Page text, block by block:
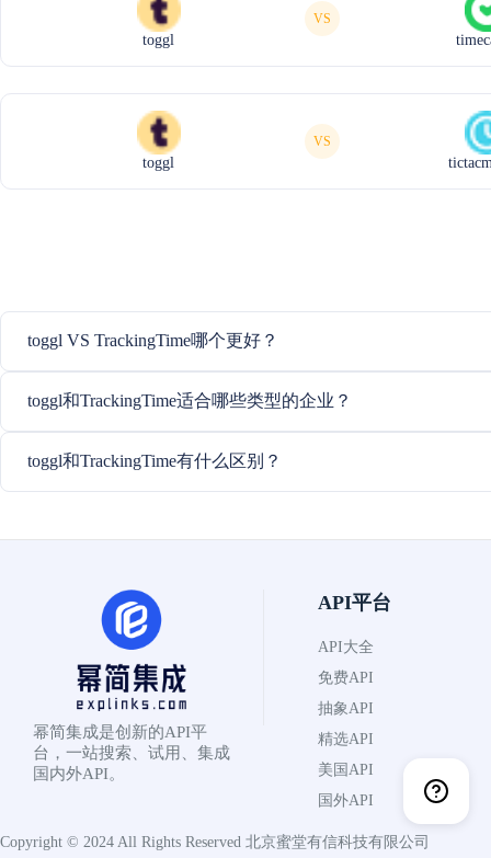
toggl
VS
toggl
VS
toggl VS TrackingTime哪个更好？
toggl和TrackingTime适合哪些类型的企业？
toggl和TrackingTime有什么区别？
幂简集成是创新的API平
台，一站搜索、试用、集成
国内外API。
API平台
API大全
免费API
抽象API
精选API
美国API
国外API
Copyright © 2024 All Rights Reserved 北京蜜堂有信科技有限公司